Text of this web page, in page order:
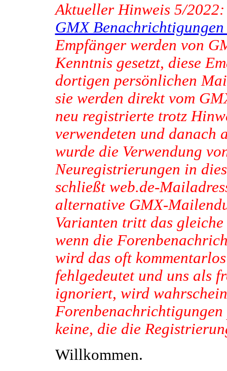
Aktueller Hinweis 5/
GMX Benachrichtigungen
Empfänger werden von
Kenntnis gesetzt, diese
dortigen persönlichen
sie werden direkt vom
neu registrierte trotz
verwendeten und
wurde die Verwendung
Neuregistrierungen in
schließt web.de-
alternative GMX-
Varianten tritt das
wenn die
wird das oft
fehlgedeutet und uns als
ignoriert, wird
keine, die die
Willkommen.